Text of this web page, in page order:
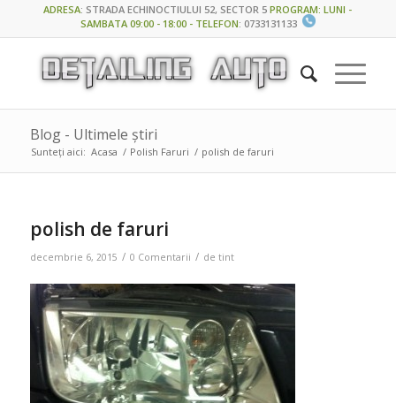
ADRESA:STRADA ECHINOCTIULUI 52, SECTOR 5 PROGRAM: LUNI -
SAMBATA 09:00 - 18:00 - TELEFON: 0733131133
Blog - Ultimele știri
Sunteți aici: Acasa / Polish Faruri / polish de faruri
polish de faruri
decembrie 6, 2015 / 0 Comentarii / de tint